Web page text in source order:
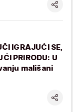
IGRAJUĆI SE,
PRIRODU: U
mališani